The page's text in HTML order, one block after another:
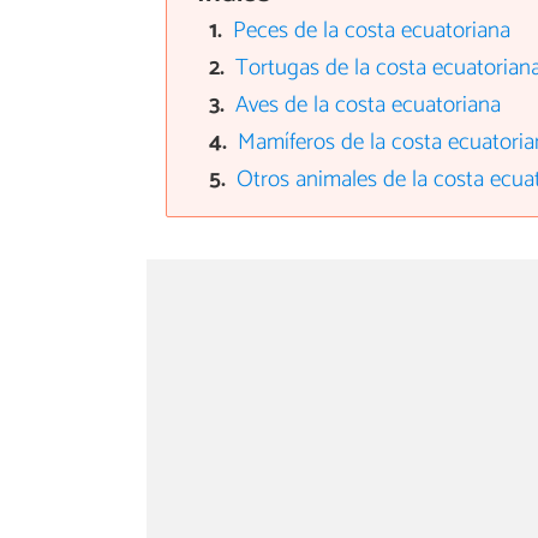
Peces de la costa ecuatoriana
Tortugas de la costa
Aves de la costa ecuatoriana
Mamíferos de la costa
Otros animales de la costa